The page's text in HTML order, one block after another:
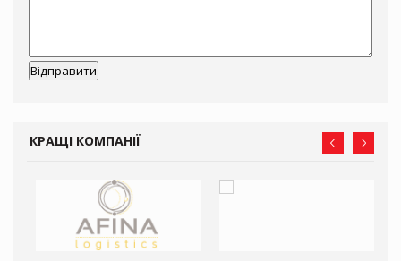
КРАЩІ КОМПАНІЇ